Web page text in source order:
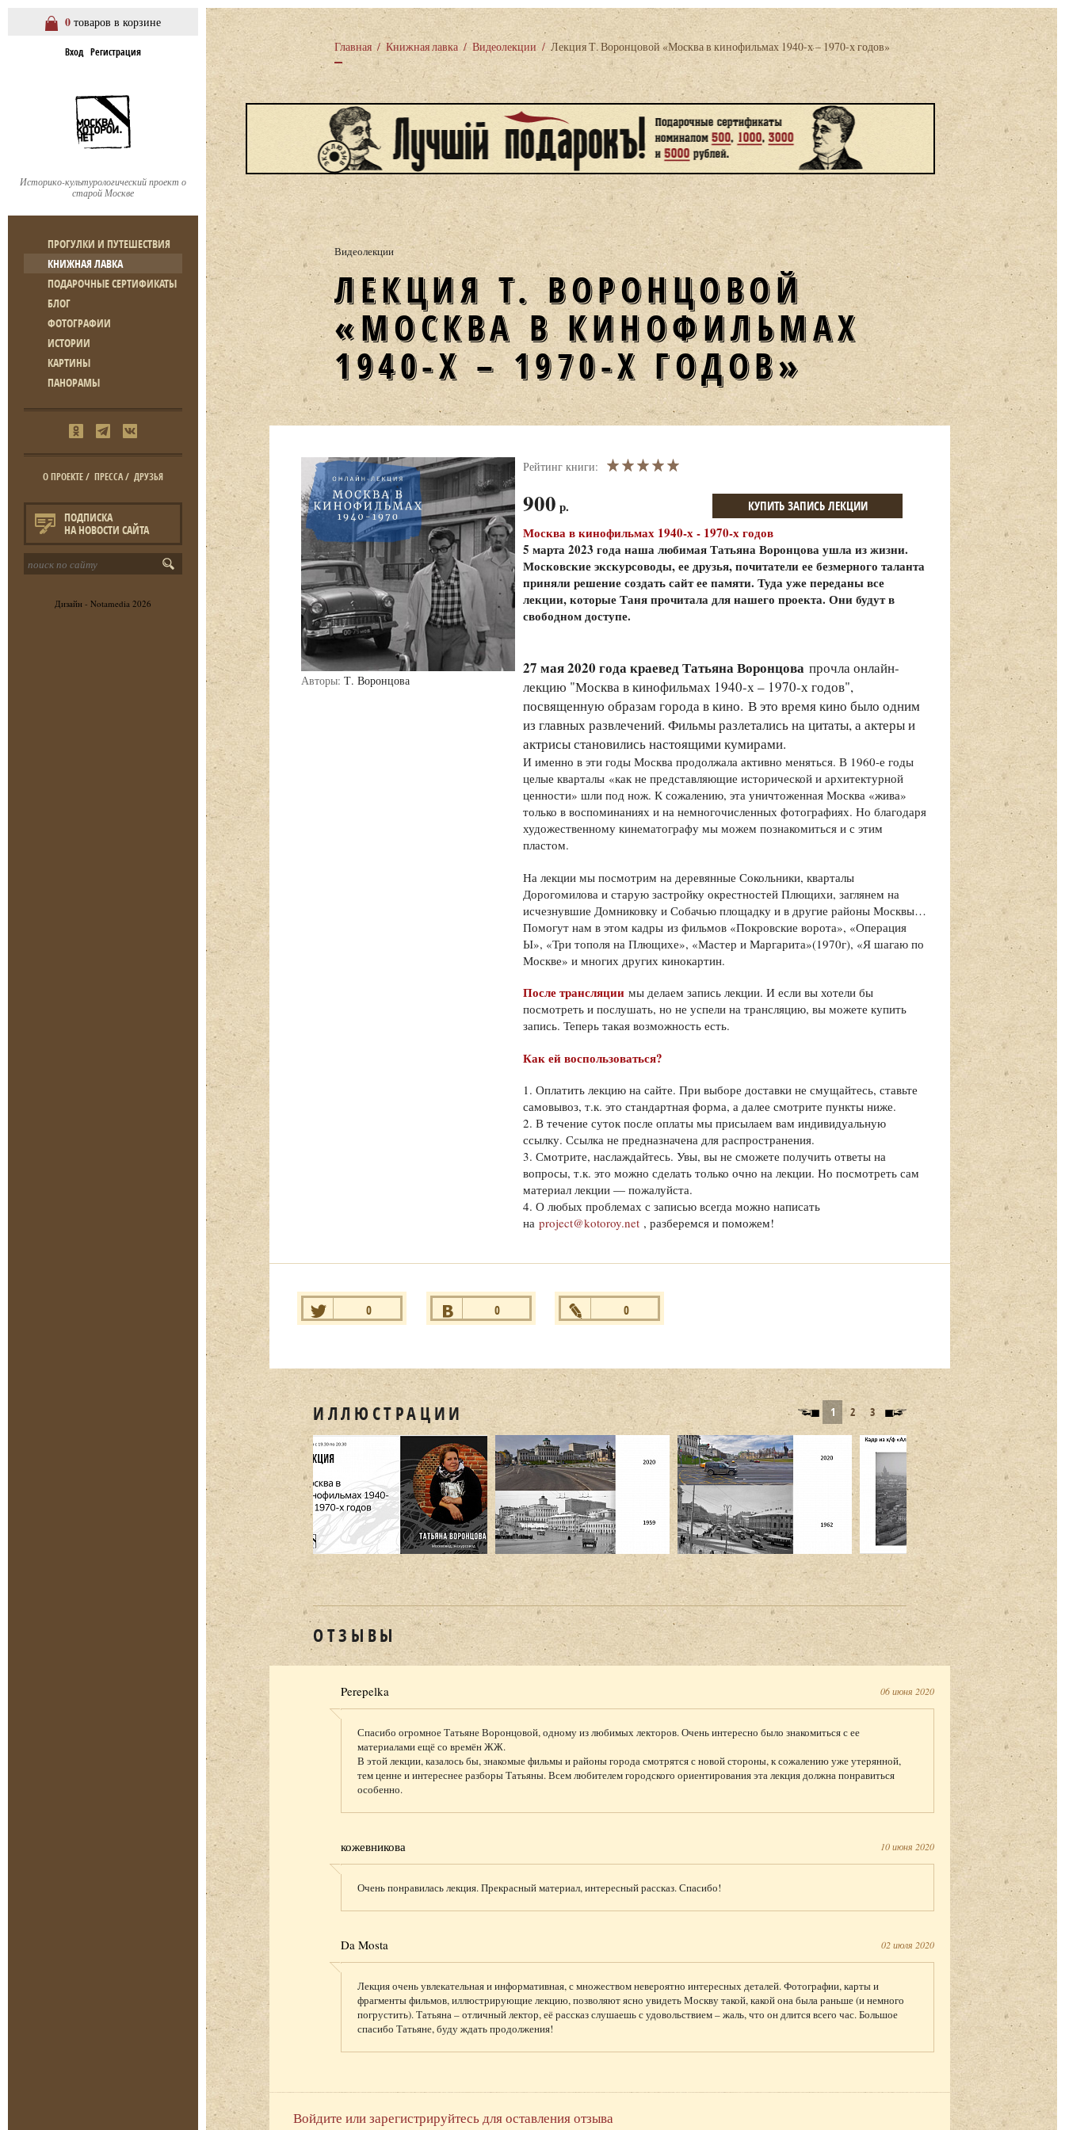
0 товаров в корзине
Вход Регистрация
Историко-культурологический проект о
старой Москве
ПРОГУЛКИ И ПУТЕШЕСТВИЯ
КНИЖНАЯ ЛАВКА
ПОДАРОЧНЫЕ СЕРТИФИКАТЫ
БЛОГ
ФОТОГРАФИИ
ИСТОРИИ
КАРТИНЫ
ПАНОРАМЫ
О ПРОЕКТЕ/ ПРЕССА/ ДРУЗЬЯ
ПОДПИСКА
НА НОВОСТИ САЙТА
Дизайн - Notamedia 2026
Главная / Книжная лавка / Видеолекции / Лекция Т. Воронцовой «Москва в кинофильмах 1940-х – 1970-х годов»
Видеолекции
ЛЕКЦИЯ Т. ВОРОНЦОВОЙ
«МОСКВА В КИНОФИЛЬМАХ
1940-Х – 1970-Х ГОДОВ»
Авторы: Т. Воронцова
Рейтинг книги:
КУПИТЬ ЗАПИСЬ ЛЕКЦИИ
900 р.
Москва в кинофильмах 1940-х - 1970-х годов
5 марта 2023 года наша любимая Татьяна Воронцова ушла из жизни.
Московские экскурсоводы, ее друзья, почитатели ее безмерного таланта
приняли решение создать сайт ее памяти. Туда уже переданы все
лекции, которые Таня прочитала для нашего проекта. Они будут в
свободном доступе.
27 мая 2020 года краевед Татьяна Воронцова прочла онлайн-
лекцию "Москва в кинофильмах 1940-х – 1970-х годов",
посвященную образам города в кино. В это время кино было одним
из главных развлечений. Фильмы разлетались на цитаты, а актеры и
актрисы становились настоящими кумирами.
И именно в эти годы Москва продолжала активно меняться. В 1960-е годы
целые кварталы «как не представляющие исторической и архитектурной
ценности» шли под нож. К сожалению, эта уничтоженная Москва «жива»
только в воспоминаниях и на немногочисленных фотографиях. Но благодаря
художественному кинематографу мы можем познакомиться и с этим
пластом.
На лекции мы посмотрим на деревянные Сокольники, кварталы
Дорогомилова и старую застройку окрестностей Плющихи, заглянем на
исчезнувшие Домниковку и Собачью площадку и в другие районы Москвы…
Помогут нам в этом кадры из фильмов «Покровские ворота», «Операция
Ы», «Три тополя на Плющихе», «Мастер и Маргарита»(1970г), «Я шагаю по
Москве» и многих других кинокартин.
После трансляции мы делаем запись лекции. И если вы хотели бы
посмотреть и послушать, но не успели на трансляцию, вы можете купить
запись. Теперь такая возможность есть.
Как ей воспользоваться?
1. Оплатить лекцию на сайте. При выборе доставки не смущайтесь, ставьте
самовывоз, т.к. это стандартная форма, а далее смотрите пункты ниже.
2. В течение суток после оплаты мы присылаем вам индивидуальную
ссылку. Ссылка не предназначена для распространения.
3. Смотрите, наслаждайтесь. Увы, вы не сможете получить ответы на
вопросы, т.к. это можно сделать только очно на лекции. Но посмотреть сам
материал лекции — пожалуйста.
4. О любых проблемах с записью всегда можно написать
на project@kotoroy.net , разберемся и поможем!
0
0
0
ИЛЛЮСТРАЦИИ 1 2 3
ОТЗЫВЫ
Perepelka 06 июня 2020
Спасибо огромное Татьяне Воронцовой, одному из любимых лекторов. Очень интересно было знакомиться с ее
материалами ещё со времён ЖЖ.
В этой лекции, казалось бы, знакомые фильмы и районы города смотрятся с новой стороны, к сожалению уже утерянной,
тем ценне и интереснее разборы Татьяны. Всем любителем городского ориентирования эта лекция должна понравиться
особенно.
кожевникова 10 июня 2020
Очень понравилась лекция. Прекрасный материал, интересный рассказ. Спасибо!
Da Mosta 02 июля 2020
Лекция очень увлекательная и информативная, с множеством невероятно интересных деталей. Фотографии, карты и
фрагменты фильмов, иллюстрирующие лекцию, позволяют ясно увидеть Москву такой, какой она была раньше (и немного
погрустить). Татьяна – отличный лектор, её рассказ слушаешь с удовольствием – жаль, что он длится всего час. Большое
спасибо Татьяне, буду ждать продолжения!
Войдите или зарегистрируйтесь для оставления отзыва